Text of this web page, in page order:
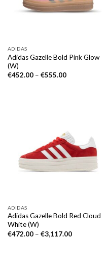
ADIDAS
Adidas Gazelle Bold Pink Glow
(W)
€452.00– €555.00
ADIDAS
Adidas Gazelle Bold Red Cloud
White (W)
€472.00– €3,117.00